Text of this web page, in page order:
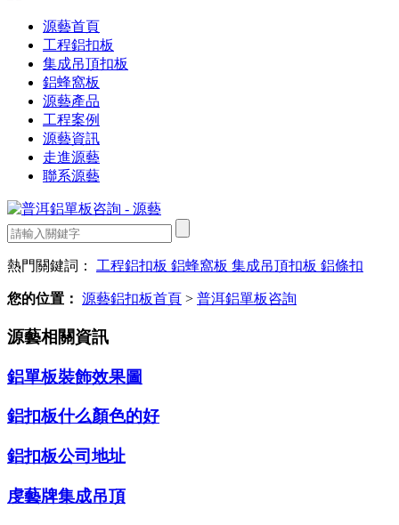
源藝首頁
工程鋁扣板
集成吊頂扣板
鋁蜂窩板
源藝產品
工程案例
源藝資訊
走進源藝
聯系源藝
熱門關鍵詞： 工程鋁扣板 鋁蜂窩板 集成吊頂扣板 鋁條扣
您的位置： 源藝鋁扣板首頁 > 普洱鋁單板咨詢
源藝相關資訊
鋁單板裝飾效果圖
鋁扣板什么顏色的好
鋁扣板公司地址
虔藝牌集成吊頂